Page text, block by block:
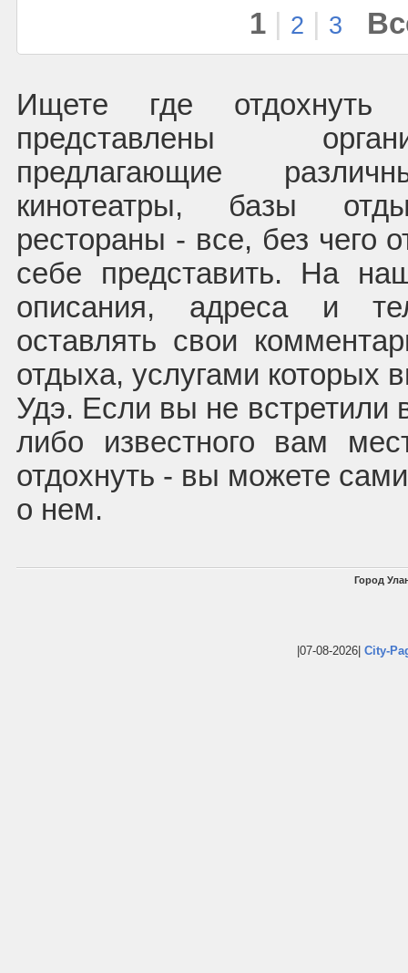
1 2 3
Ищете где
представлены
предлагающие
кинотеатры, базы
рестораны - все, без чего
себе представить. На
описания, адреса и
оставлять свои
отдыха, услугами которых
Удэ. Если вы не встретили
либо известного вам
отдохнуть - вы можете
о нем.
Город
|07-08-2026| City-